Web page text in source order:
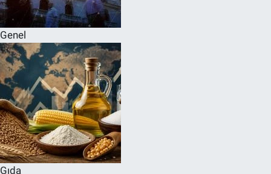
Genel
Gıda